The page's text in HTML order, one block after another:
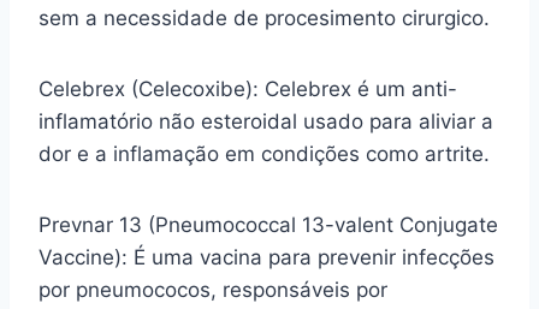
sem a necessidade de procesimento cirurgico.
Celebrex (Celecoxibe): Celebrex é um anti-
inflamatório não esteroidal usado para aliviar a
dor e a inflamação em condições como artrite.
Prevnar 13 (Pneumococcal 13-valent Conjugate
Vaccine): É uma vacina para prevenir infecções
por pneumococos, responsáveis por